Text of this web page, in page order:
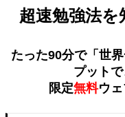
超速勉強法
たった90分で「世
プット
限定無料ウ